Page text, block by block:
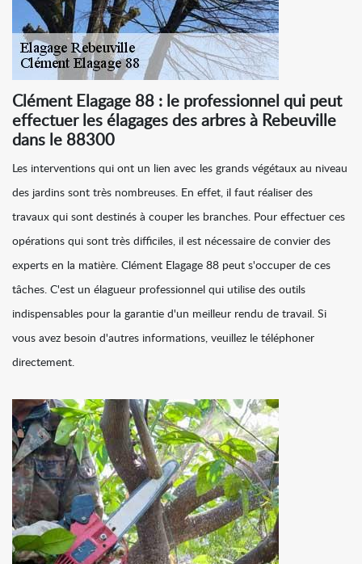
Clément Elagage 88 : le professionnel qui peut
effectuer les élagages des arbres à Rebeuville
dans le 88300
Les interventions qui ont un lien avec les grands végétaux au niveau
des jardins sont très nombreuses. En effet, il faut réaliser des
travaux qui sont destinés à couper les branches. Pour effectuer ces
opérations qui sont très difficiles, il est nécessaire de convier des
experts en la matière. Clément Elagage 88 peut s'occuper de ces
tâches. C'est un élagueur professionnel qui utilise des outils
indispensables pour la garantie d'un meilleur rendu de travail. Si
vous avez besoin d'autres informations, veuillez le téléphoner
directement.